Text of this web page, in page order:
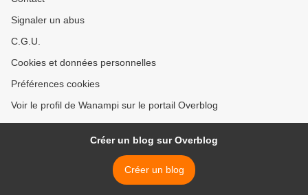
Signaler un abus
C.G.U.
Cookies et données personnelles
Préférences cookies
Voir le profil de Wanampi sur le portail Overblog
Créer un blog sur Overblog
Créer un blog